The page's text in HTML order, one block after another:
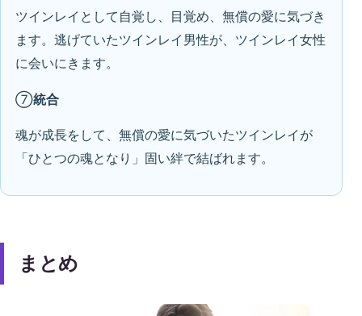
ツインレイとして自覚し、目覚め、無償の愛に気づき
ます。逃げていたツインレイ男性が、ツインレイ女性
に会いにきます。
⑦統合
魂が成長をして、無償の愛に気づいたツインレイが
「ひとつの魂となり」固い絆で結ばれます。
まとめ